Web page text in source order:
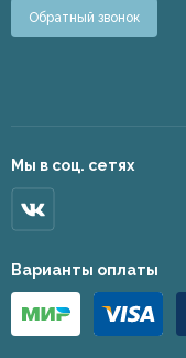
Обратный звонок
Мы в соц. сетях
Варианты оплаты